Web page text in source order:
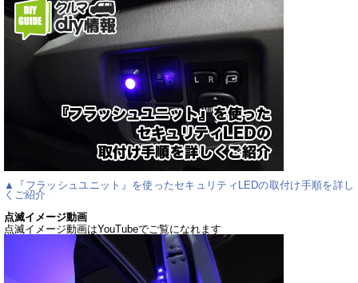
▲『フラッシュユニット』を使ったセキュリティLEDの取付け手順を詳し
くご紹介
点滅イメージ動画
点滅イメージ動画はYouTubeでご覧になれます